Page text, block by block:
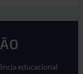
educacional